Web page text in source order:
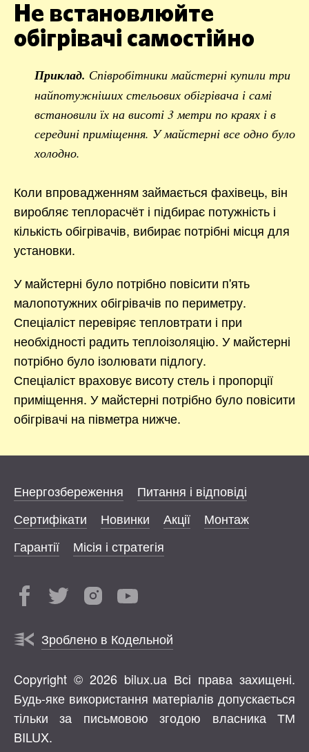
Не встановлюйте
обігрівачі самостійно
Приклад. Співробітники майстерні купили три
найпотужніших стельових обігрівача і самі
встановили їх на висоті 3 метри по краях і в
середині приміщення. У майстерні все одно було
холодно.
Коли впровадженням займається фахівець, він
виробляє теплорасчёт і підбирає потужність і
кількість обігрівачів, вибирає потрібні місця для
установки.
У майстерні було потрібно повісити п'ять
малопотужних обігрівачів по периметру.
Спеціаліст перевіряє тепловтрати і при
необхідності радить теплоізоляцію. У майстерні
потрібно було ізолювати підлогу.
Спеціаліст враховує висоту стель і пропорції
приміщення. У майстерні потрібно було повісити
обігрівачі на півметра нижче.
Енергозбереження
Питання і відповіді
Сертифікати
Новинки Акції
Монтаж
Гарантії
Місія і стратегія
Зроблено в Кодельной
Copyright © 2026 bilux.ua Всі права захищені.
Будь-яке використання матеріалів допускається
тільки за письмовою згодою власника ТМ
BILUX.